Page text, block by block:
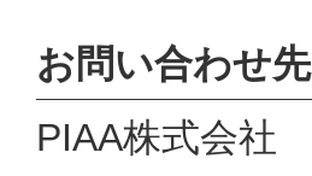
お問い合わせ先
PIAA株式会社